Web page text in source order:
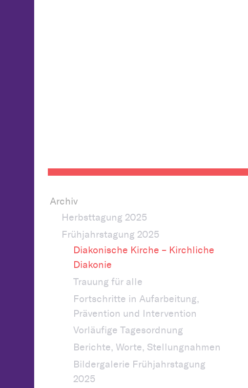
Archiv
Herbsttagung 2025
Frühjahrstagung 2025
Diakonische Kirche – Kirchliche
Diakonie
Trauung für alle
Fortschritte in Aufarbeitung,
Prävention und Intervention
Vorläufige Tagesordnung
Berichte, Worte, Stellungnahmen
Bildergalerie Frühjahrstagung
2025